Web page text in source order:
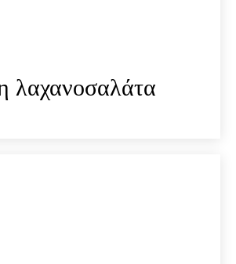
λαχανοσαλάτα